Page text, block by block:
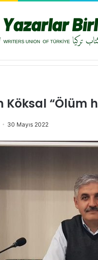
Edebiyat Rüzgarı Esti
Köksal “Ölüm
30 Mayıs 2022